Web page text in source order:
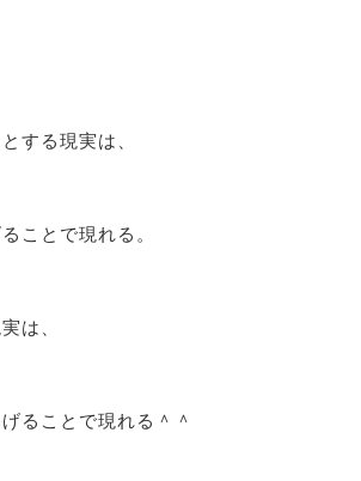
する現実は、
ことで現れる。
は、
ることで現れる＾＾